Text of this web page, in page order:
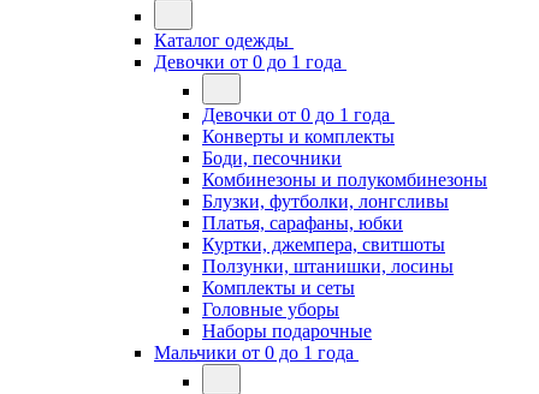
Каталог одежды
Девочки от 0 до 1 года
Девочки от 0 до 1 года
Конверты и комплекты
Боди, песочники
Комбинезоны и полукомбинезоны
Блузки, футболки, лонгсливы
Платья, сарафаны, юбки
Куртки, джемпера, свитшоты
Ползунки, штанишки, лосины
Комплекты и сеты
Головные уборы
Наборы подарочные
Мальчики от 0 до 1 года